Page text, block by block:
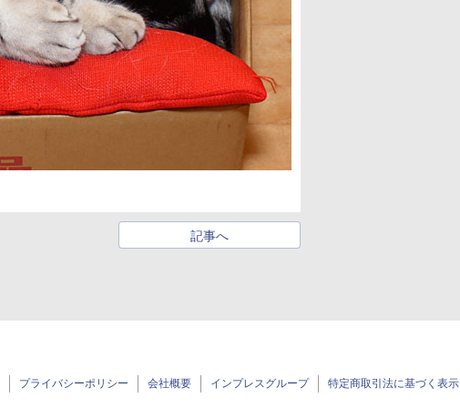
記事へ
プライバシーポリシー 会社概要 インプレスグループ 特定商取引法に基づく表示